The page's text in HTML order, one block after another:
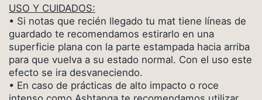
USO Y CUIDADOS:
• Si notas que recién llegado tu mat tiene líneas de
guardado te recomendamos estirarlo en una
superficie plana con la parte estampada hacia arriba
para que vuelva a su estado normal. Con el uso este
efecto se ira desvaneciendo.
• En caso de prácticas de alto impacto o roce